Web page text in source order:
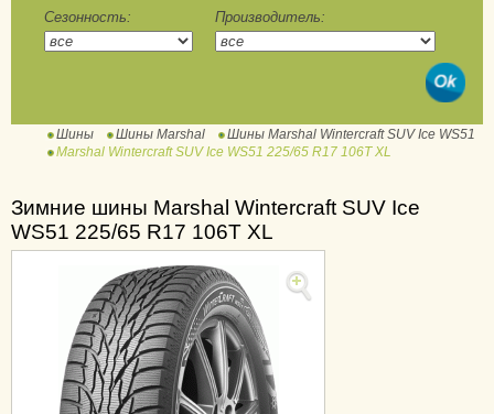
WinterCraft Ice WI-31
WinterCraft SUV Ice
WS51
Crugen HP91
Matrac FX MU11
Matrac FX MU12
Matrac MH11
MH12
MH15
PorTran KC53
Сезонность: Производитель:
Шины Шины Marshal
Шины Marshal Wintercraft SUV Ice WS51
Marshal Wintercraft SUV Ice WS51 225/65 R17 106T XL
Зимние шины Marshal Wintercraft SUV Ice
WS51 225/65 R17 106T XL